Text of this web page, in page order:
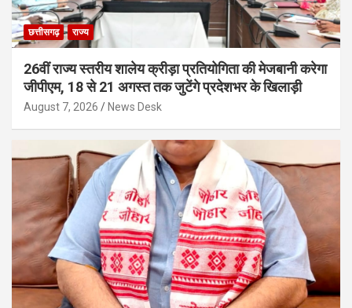
छत्तीसगढ़ राज्य
26वीं राज्य स्तरीय शालेय क्रीड़ा प्रतियोगिता की मेजबानी करेगा
जीपीएम, 18 से 21 अगस्त तक जुटेंगे प्रदेशभर के खिलाड़ी
August 7, 2026 News Desk